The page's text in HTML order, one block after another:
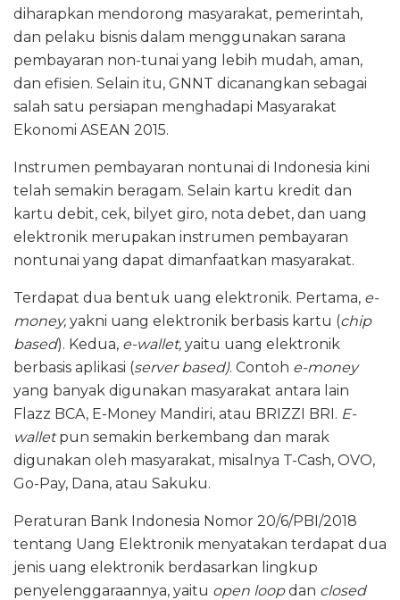
diharapkan mendorong masyarakat, pemerintah,
dan pelaku bisnis dalam menggunakan sarana
pembayaran non-tunai yang lebih mudah, aman,
dan efisien. Selain itu, GNNT dicanangkan sebagai
salah satu persiapan menghadapi Masyarakat
Ekonomi ASEAN 2015.
Instrumen pembayaran nontunai di Indonesia kini
telah semakin beragam. Selain kartu kredit dan
kartu debit, cek, bilyet giro, nota debet, dan uang
elektronik merupakan instrumen pembayaran
nontunai yang dapat dimanfaatkan masyarakat.
Terdapat dua bentuk uang elektronik. Pertama, e-
money, yakni uang elektronik berbasis kartu (chip
based). Kedua, e-wallet, yaitu uang elektronik
berbasis aplikasi (server based). Contoh e-money
yang banyak digunakan masyarakat antara lain
Flazz BCA, E-Money Mandiri, atau BRIZZI BRI. E-
walletpun semakin berkembang dan marak
digunakan oleh masyarakat, misalnya T-Cash, OVO,
Go-Pay, Dana, atau Sakuku.
Peraturan Bank Indonesia Nomor 20/6/PBI/2018
tentang Uang Elektronik menyatakan terdapat dua
jenis uang elektronik berdasarkan lingkup
penyelenggaraannya, yaitu open loopdan closed